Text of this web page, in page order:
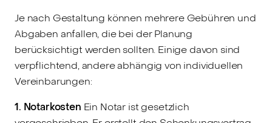
Je nach Gestaltung können mehrere Gebühren und
Abgaben anfallen, die bei der Planung
berücksichtigt werden sollten. Einige davon sind
verpflichtend, andere abhängig von individuellen
Vereinbarungen:
1. Notarkosten Ein Notar ist gesetzlich